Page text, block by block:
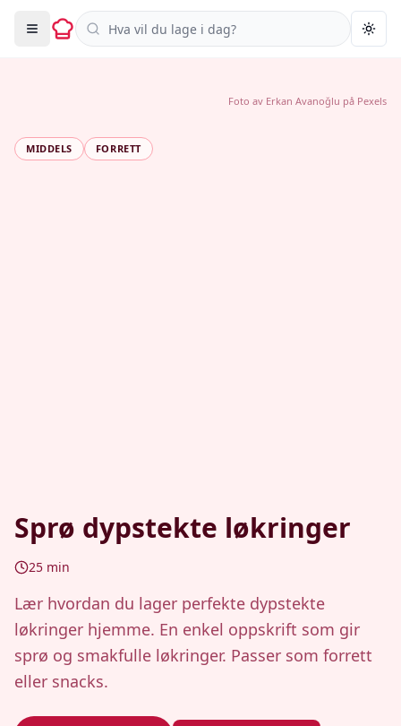
Søk i oppskrifter
MIDDELS FORRETT
Sprø dypstekte løkringer
25 min
Lær hvordan du lager perfekte dypstekte
løkringer hjemme. En enkel oppskrift som gir
sprø og smakfulle løkringer. Passer som forrett
eller snacks.
Foto av Erkan Avanoğlu på Pexels